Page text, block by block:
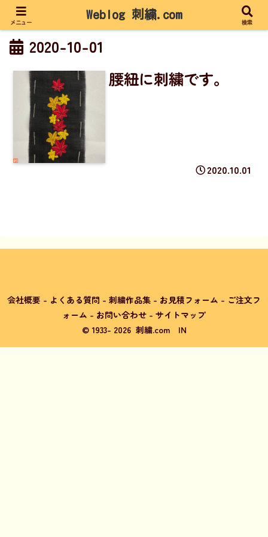
2020-10-01
腰紐に刺繍です。
2020.10.01
会社概要 - よくある質問 - 刺繍作品集 - お見積フォーム - ご注文フ
ォーム - お問い合わせ - サイトマップ
© 1933- 2026 刺繍.com IN
メニュー
Weblog 刺繍.com
検索